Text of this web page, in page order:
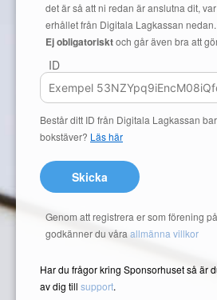
det är så att ni redan är anslutna dit,
erhållet från Digitala Lagkassan nedan.
Ej obligatorisktoch går även bra att
ID
Består ditt ID från Digitala Lagkassan
bokstäver? Läs här
Skicka
Genom att registrera er som förening
godkänner du våra allmänna villkor
Har du frågor kring Sponsorhuset så är
av dig till support.